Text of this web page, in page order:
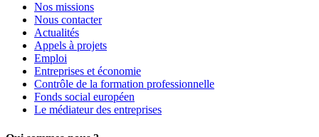
Nos missions
Nous contacter
Actualités
Appels à projets
Emploi
Entreprises et économie
Contrôle de la formation professionnelle
Fonds social européen
Le médiateur des entreprises